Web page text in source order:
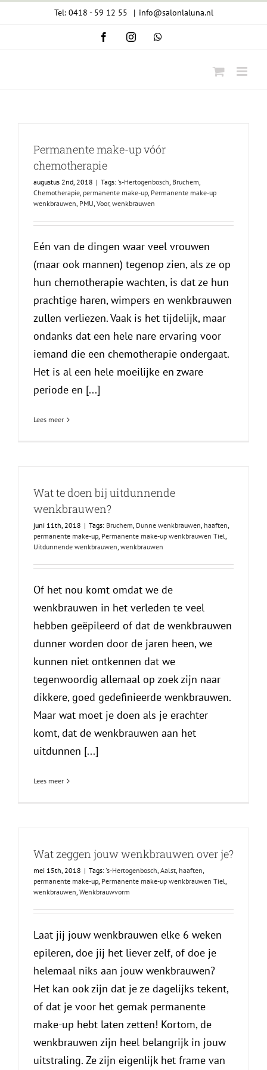
Tel: 0418 - 59 12 55 | info@salonlaluna.nl
FacebookInstagramWhatsApp
Permanente make-up vóór
chemotherapie
augustus 2nd, 2018 | Tags: 's-Hertogenbosch Bruchem
Chemotherapie permanente make-up Permanente make-up
wenkbrauwen PMU Voor, wenkbrauwen
Eén van de dingen waar veel vrouwen
(maar ook mannen) tegenop zien, als ze op
hun chemotherapie wachten, is dat ze hun
prachtige haren, wimpers en wenkbrauwen
zullen verliezen. Vaak is het tijdelijk, maar
ondanks dat een hele nare ervaring voor
iemand die een chemotherapie ondergaat.
Het is al een hele moeilijke en zware
periode en [...]
Lees meer
Wat te doen bij uitdunnende
wenkbrauwen?
juni 11th, 2018 | Tags: Bruchem Dunne wenkbrauwen haaften
permanente make-up Permanente make-up wenkbrauwen Tiel
Uitdunnende wenkbrauwen wenkbrauwen
Of het nou komt omdat we de
wenkbrauwen in het verleden te veel
hebben geëpileerd of dat de wenkbrauwen
dunner worden door de jaren heen, we
kunnen niet ontkennen dat we
tegenwoordig allemaal op zoek zijn naar
dikkere, goed gedefinieerde wenkbrauwen.
Maar wat moet je doen als je erachter
komt, dat de wenkbrauwen aan het
uitdunnen [...]
Lees meer
Wat zeggen jouw wenkbrauwen over je?
mei 15th, 2018 | Tags: 's-Hertogenbosch Aalst haaften
permanente make-up Permanente make-up wenkbrauwen Tiel
wenkbrauwen Wenkbrauwvorm
Laat jij jouw wenkbrauwen elke 6 weken
epileren, doe jij het liever zelf, of doe je
helemaal niks aan jouw wenkbrauwen?
Het kan ook zijn dat je ze dagelijks tekent,
of dat je voor het gemak permanente
make-up hebt laten zetten! Kortom, de
wenkbrauwen zijn heel belangrijk in jouw
uitstraling. Ze zijn eigenlijk het frame van